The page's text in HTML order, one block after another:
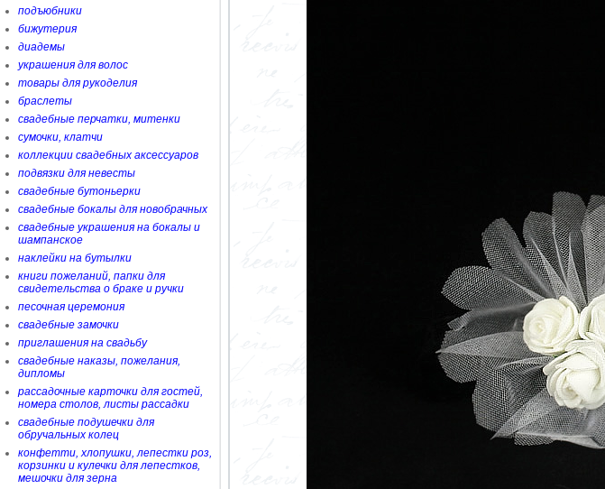
подъюбники
бижутерия
диадемы
украшения для волос
товары для рукоделия
браслеты
свадебные перчатки, митенки
сумочки, клатчи
коллекции свадебных аксессуаров
подвязки для невесты
свадебные бутоньерки
свадебные бокалы для новобрачных
свадебные украшения на бокалы и
шампанское
наклейки на бутылки
книги пожеланий, папки для
свидетельства о браке и ручки
песочная церемония
свадебные замочки
приглашения на свадьбу
свадебные наказы, пожелания,
дипломы
рассадочные карточки для гостей,
номера столов, листы рассадки
свадебные подушечки для
обручальных колец
конфетти, хлопушки, лепестки роз,
корзинки и кулечки для лепестков,
мешочки для зерна